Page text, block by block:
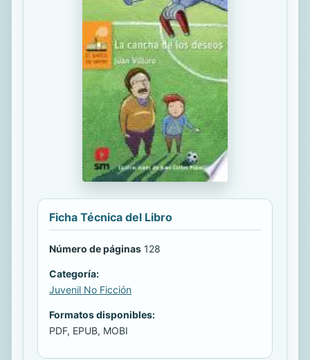
Ficha Técnica del Libro
Número de páginas 128
Categoría:
Juvenil No Ficción
Formatos disponibles:
PDF, EPUB, MOBI